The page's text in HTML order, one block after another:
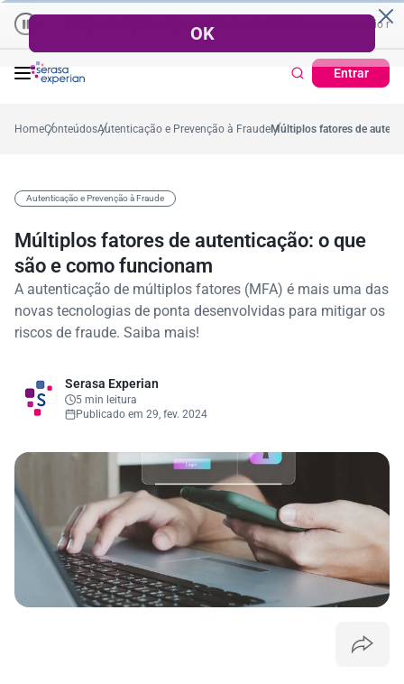
Empresas | Recuperação de Crédito Percentual médio no ano
Entrar
ano Cartão de Crédito |
HomeConteúdosAutenticação e Prevenção à FraudeMúltiplos fatores de
Autenticação e Prevenção à Fraude
Múltiplos fatores de autenticação: o que
são e como funcionam
A autenticação de múltiplos fatores (MFA) é mais uma das
novas tecnologias de ponta desenvolvidas para mitigar os
riscos de fraude. Saiba mais!
Serasa Experian
5 min leitura
Publicado em 29, fev. 2024